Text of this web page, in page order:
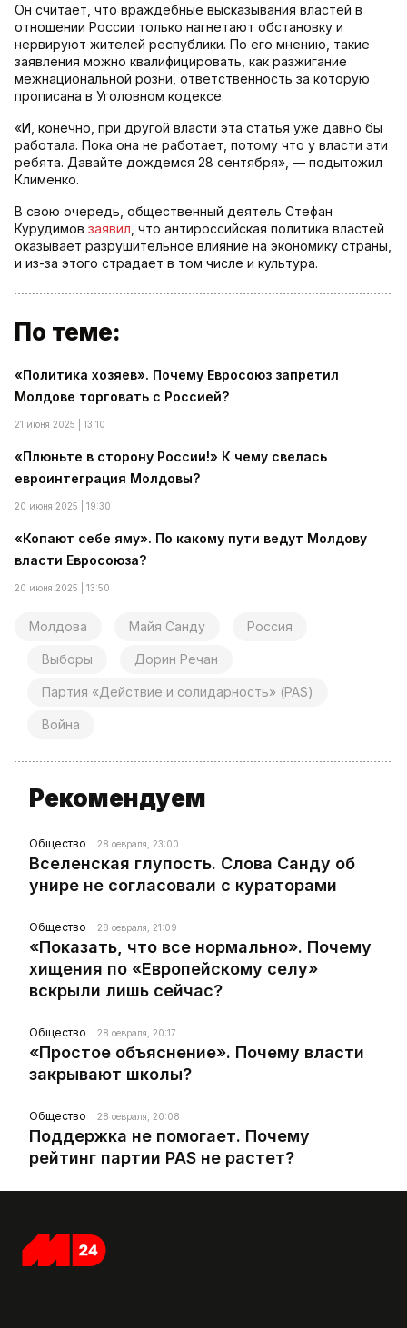
Он считает, что враждебные высказывания властей в
отношении России только нагнетают обстановку и
нервируют жителей республики. По его мнению, такие
заявления можно квалифицировать, как разжигание
межнациональной розни, ответственность за которую
прописана в Уголовном кодексе.
«И, конечно, при другой власти эта статья уже давно бы
работала. Пока она не работает, потому что у власти эти
ребята. Давайте дождемся 28 сентября», — подытожил
Клименко.
В свою очередь, общественный деятель Стефан
Курудимов заявил , что антироссийская политика властей
оказывает разрушительное влияние на экономику страны,
и из-за этого страдает в том числе и культура.
По теме:
«Политика хозяев». Почему Евросоюз запретил
Молдове торговать с Россией?
21 июня 2025 | 13:10
«Плюньте в сторону России!» К чему свелась
евроинтеграция Молдовы?
20 июня 2025 | 19:30
«Копают себе яму». По какому пути ведут Молдову
власти Евросоюза?
20 июня 2025 | 13:50
Молдова Майя Санду Россия
Выборы Дорин Речан
Партия «Действие и солидарность» (PAS)
Война
Рекомендуем
Общество 28 февраля, 23:00
Вселенская глупость. Слова Санду об
унире не согласовали с кураторами
Общество 28 февраля, 21:09
«Показать, что все нормально». Почему
хищения по «Европейскому селу»
вскрыли лишь сейчас?
Общество 28 февраля, 20:17
«Простое объяснение». Почему власти
закрывают школы?
Общество 28 февраля, 20:08
Поддержка не помогает. Почему
рейтинг партии PAS не растет?